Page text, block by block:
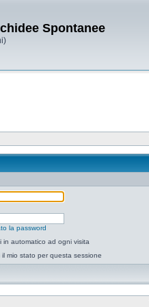
Spontanee
la password
in automatico ad ogni visita
il mio stato per questa sessione